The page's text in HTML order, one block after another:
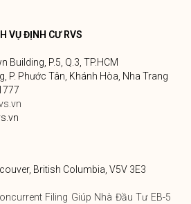
VỤ ĐỊNH CƯ RVS
Building, P.5, Q.3, TP.HCM
P. Phước Tân, Khánh Hòa, Nha Trang
British Columbia, V5V 3E3
Filing Giúp Nhà Đầu Tư EB-5